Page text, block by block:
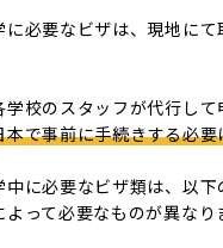
に必要なビザは、現地に
学校のスタッフが代行して
本で事前に手続きする必
中に必要なビザ類は、以
って必要なものが異なり